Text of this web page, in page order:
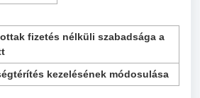
fizetés nélküli szabadsága a
kezelésének módosulása